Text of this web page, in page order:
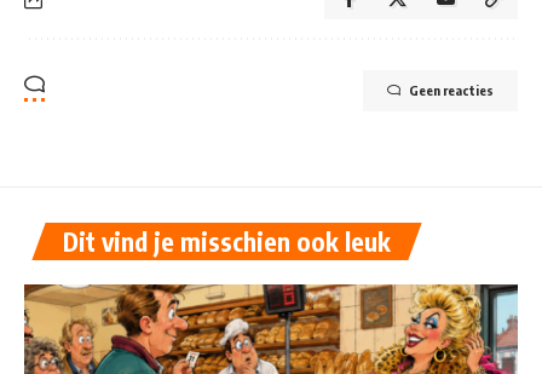
Geen reacties
Dit vind je misschien ook leuk